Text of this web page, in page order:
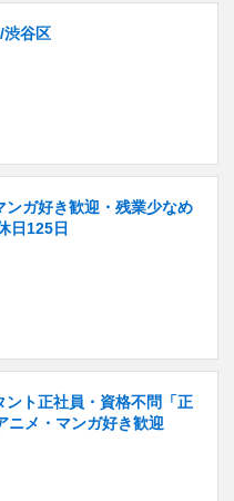
渋谷区
ガ好き歓迎・残業少なめ
日125日
ト正社員・資格不問「正
ニメ・マンガ好き歓迎